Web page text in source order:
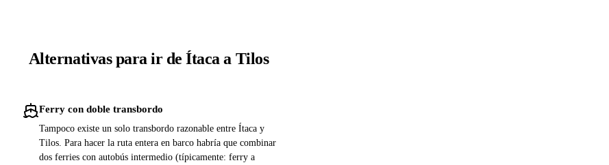
Alternativas para ir de Ítaca a Tilos
Ferry con doble transbordo
Tampoco existe un solo transbordo razonable entre Ítaca y
Tilos. Para hacer la ruta entera en barco habría que combinar
dos ferries con autobús intermedio (típicamente: ferry a